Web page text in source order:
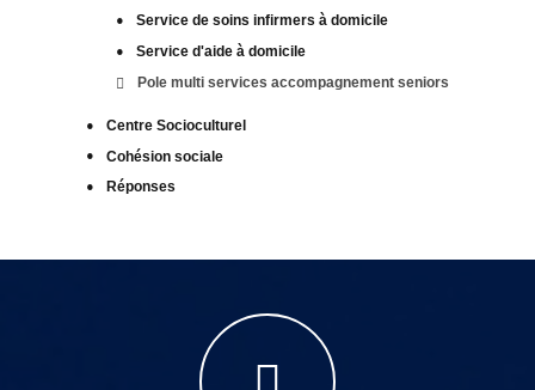
Service de soins infirmers à domicile
Service d'aide à domicile
Pole multi services accompagnement seniors
Centre Socioculturel
Cohésion sociale
Réponses